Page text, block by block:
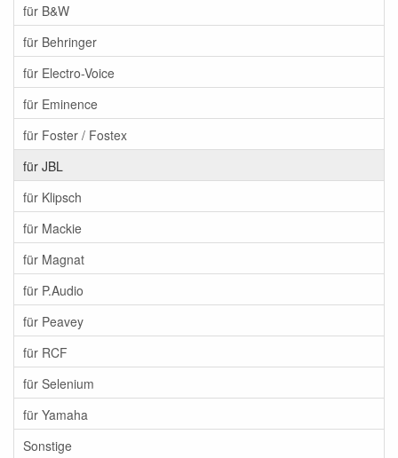
für B&W
für Behringer
für Electro-Voice
für Eminence
für Foster / Fostex
für JBL
für Klipsch
für Mackie
für Magnat
für P.Audio
für Peavey
für RCF
für Selenium
für Yamaha
Sonstige